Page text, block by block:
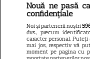
3
Nouă ne pasă
confidențiale
Noi și partenerii noștri
dvs., precum
caracter personal.
mai jos, respectiv vă
moment pe pagina cu